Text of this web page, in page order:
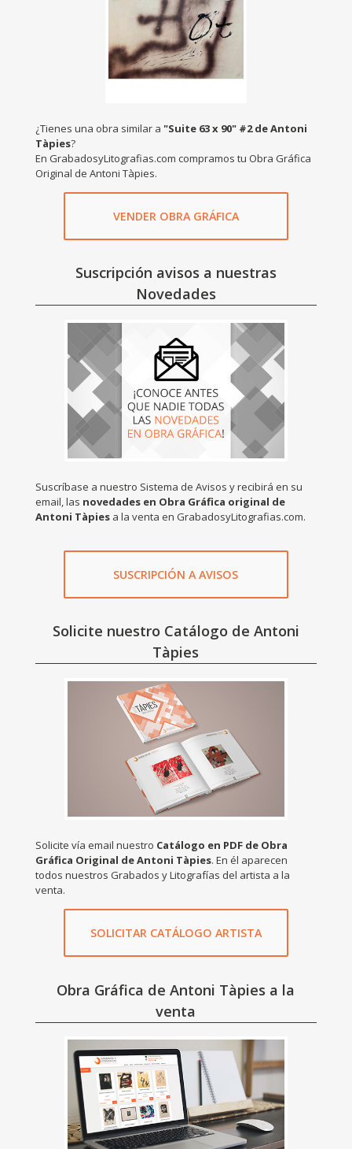
¿Tienes una obra similar a "Suite 63 x 90" #2 de Antoni
Tàpies?
En GrabadosyLitografias.com compramos tu Obra Gráfica
Original de Antoni Tàpies.
VENDER OBRA GRÁFICA
Suscripción avisos a nuestras
Novedades
Suscríbase a nuestro Sistema de Avisos y recibirá en su
email, las novedades en Obra Gráfica original de
Antoni Tàpiesa la venta en GrabadosyLitografias.com.
SUSCRIPCIÓN A AVISOS
Solicite nuestro Catálogo de Antoni
Tàpies
Solicite vía email nuestro Catálogo en PDF de Obra
Gráfica Original de Antoni Tàpies. En él aparecen
todos nuestros Grabados y Litografías del artista a la
venta.
SOLICITAR CATÁLOGO ARTISTA
Obra Gráfica de Antoni Tàpies a la
venta